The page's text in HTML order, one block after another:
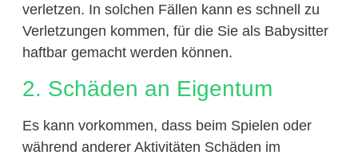
verletzen. In solchen Fällen kann es schnell zu
Verletzungen kommen, für die Sie als Babysitter
haftbar gemacht werden können.
2. Schäden an Eigentum
Es kann vorkommen, dass beim Spielen oder
während anderer Aktivitäten Schäden im